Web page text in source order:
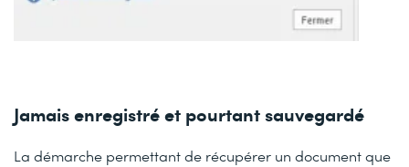
Jamais enregistré et pourtant sauvegardé
La démarche permettant de récupérer un document que